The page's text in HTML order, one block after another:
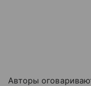
Авторы